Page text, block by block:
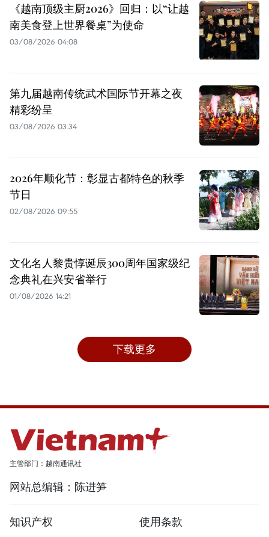
《越南顶级主厨2026》回归：以“让越
南美食登上世界餐桌”为使命
03/08/2026 04:08
第九届越南传统武术国际节开幕之夜
精彩纷呈
03/08/2026 03:34
2026年顺化节：彰显古都特色的秋季
节日
02/08/2026 09:55
文化名人黎贵惇诞辰300周年国家级纪
念典礼在兴安省举行
01/08/2026 14:21
下载更多
主管部门：越南通讯社
网站总编辑：陈进笋
知识产权
使用条款